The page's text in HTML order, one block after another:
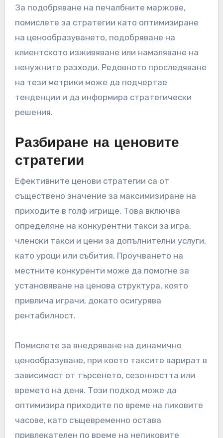
оперативните разходи. Здравословният
печалбен марж за голф игрища обикновено
варира от 20% до 30%. Анализът на тези
маржове помага за определяне на
финансовото здраве и устойчивост.
За подобряване на печалбните маржове,
помислете за стратегии като оптимизиране
клиентското изживяване или намаляване на
на тези метрики може да подчертае
тенденции и да информира стратегически
решения.
Разбиране на ценовите
стратегии
Ефективните ценови стратегии са от
съществено значение за максимизиране на
приходите в голф игрище. Това включва
определяне на конкурентни такси за игра,
като уроци или събития. Проучването на
местните конкуренти може да помогне за
установяване на ценова структура, която
привлича играчи, докато осигурява
рентабилност.
Помислете за внедряване на динамично